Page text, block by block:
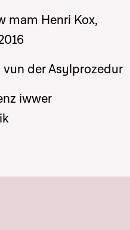
mam Henri Kox,
der Asylprozedur
iwwer